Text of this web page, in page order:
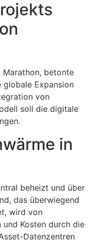
Marathon, betonte
Expansion
von
soll die digitale
in
beheizt und über
das überwiegend
wird von
Kosten durch die
Datenzentren